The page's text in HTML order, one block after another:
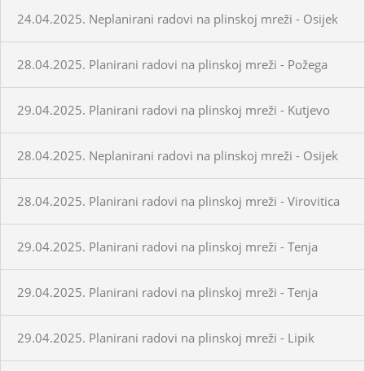
24.04.2025. Neplanirani radovi na plinskoj mreži - Osijek
28.04.2025. Planirani radovi na plinskoj mreži - Požega
29.04.2025. Planirani radovi na plinskoj mreži - Kutjevo
28.04.2025. Neplanirani radovi na plinskoj mreži - Osijek
28.04.2025. Planirani radovi na plinskoj mreži - Virovitica
29.04.2025. Planirani radovi na plinskoj mreži - Tenja
29.04.2025. Planirani radovi na plinskoj mreži - Tenja
29.04.2025. Planirani radovi na plinskoj mreži - Lipik